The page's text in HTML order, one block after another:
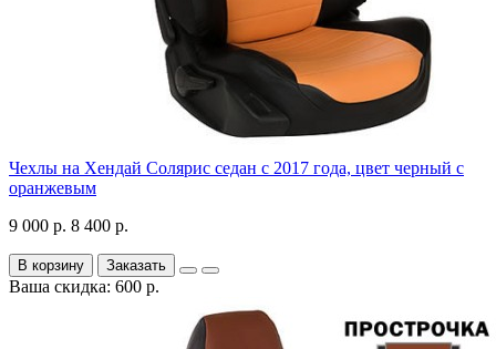
Чехлы на Хендай Солярис седан с 2017 года, цвет черный с
оранжевым
9 000 р. 8 400 р.
В корзину Заказать
Ваша скидка: 600 р.